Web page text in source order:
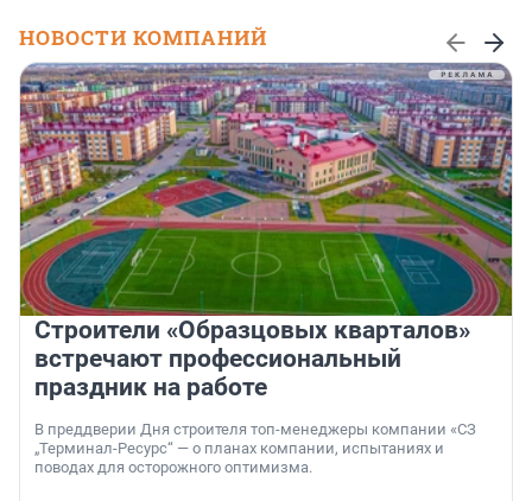
НОВОСТИ КОМПАНИЙ
Строители «Образцовых кварталов»
встречают профессиональный
праздник на работе
В преддверии Дня строителя топ-менеджеры компании «СЗ
„Терминал-Ресурс“ — о планах компании, испытаниях и
поводах для осторожного оптимизма.